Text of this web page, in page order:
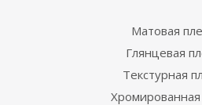
Матовая
Глянцевая
Текстурная
Хромированная